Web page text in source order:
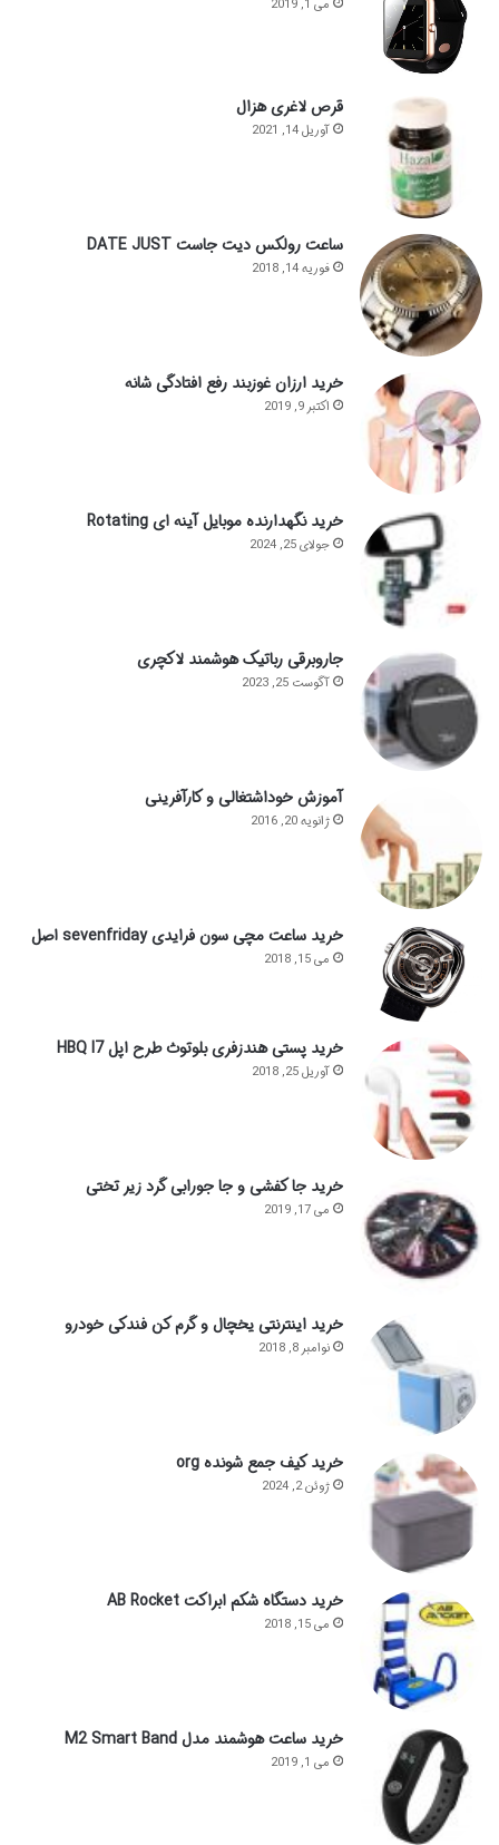
می 1, 2019
قرص لاغری هزال
آوریل 14, 2021
ساعت رولکس دیت جاست DATE JUST
فوریه 14, 2018
خرید ارزان غوزبند رفع افتادگی شانه
اکتبر 9, 2019
خرید نگهدارنده موبایل آینه ای Rotating
جولای 25, 2024
جاروبرقی رباتیک هوشمند لاکچری
آگوست 25, 2023
آموزش خوداشتغالی و کارآفرینی
ژانویه 20, 2016
خرید ساعت مچی سون فرایدی sevenfriday اصل
می 15, 2018
خرید پستی هندزفری بلوتوث طرح اپل HBQ I7
آوریل 25, 2018
خرید جا کفشی و جا جورابی گرد زیر تختی
می 17, 2019
خرید اینترنتی یخچال و گرم کن فندکی خودرو
نوامبر 8, 2018
خرید کیف جمع شونده org
ژوئن 2, 2024
خرید دستگاه شکم ابراکت AB Rocket
می 15, 2018
خرید ساعت هوشمند مدل M2 Smart Band
می 1, 2019